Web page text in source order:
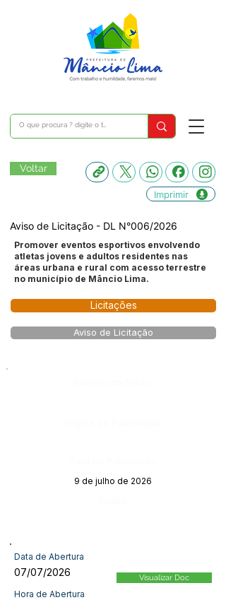
Voltar
Imprimir
Aviso de Licitação - DL N°006/2026
Promover eventos esportivos envolvendo
atletas jovens e adultos residentes nas
áreas urbana e rural com acesso terrestre
no município de Mâncio Lima.
Licitações
Aviso de Licitação
9 de julho de 2026
Data de Abertura
07/07/2026
Hora de Abertura
Visualizar Doc